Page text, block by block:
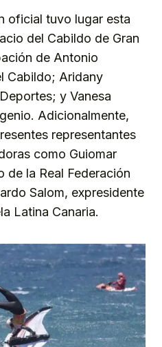
oficial tuvo lugar esta
del Cabildo de Gran
de Antonio
Cabildo; Aridany
y Vanesa
Adicionalmente,
representantes
como Guiomar
de la Real Federación
Salom, expresidente
Latina Canaria.